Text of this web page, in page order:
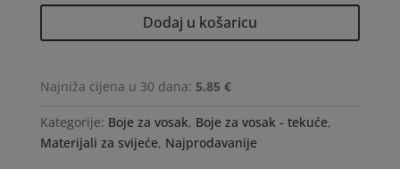
boja
tekuća
Dodaj u košaricu
Najniža cijena u 30 dana: 5.85 €
Kategorije: Boje za vosak, Boje za vosak - tekuće,
Materijali za svijeće, Najprodavanije